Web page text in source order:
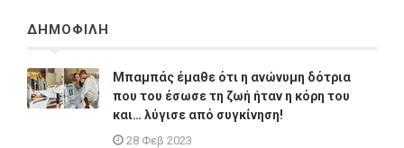
ΔΗΜΟΦΙΛΗ
Μπαμπάς έμαθε ότι η ανώνυμη δότρια
που του έσωσε τη ζωή ήταν η κόρη του
και… λύγισε από συγκίνηση!
28 Φεβ 2023